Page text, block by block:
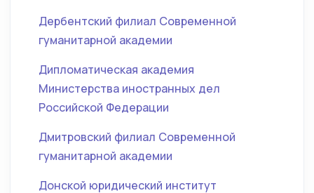
Дербентский филиал Современной
гуманитарной академии
Дипломатическая академия
Министерства иностранных дел
Российской Федерации
Дмитровский филиал Современной
гуманитарной академии
Донской юридический институт